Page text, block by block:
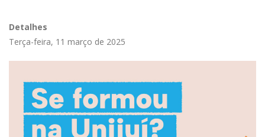
Detalhes
Terça-feira, 11 março de 2025